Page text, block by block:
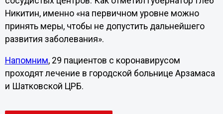
Никитин, именно «на первичном уровне можно
принять меры, чтобы не допустить дальнейшего
развития заболевания».
Напомним, 29 пациентов с коронавирусом
проходят лечение в городской больнице Арзамаса
и Шатковской ЦРБ.